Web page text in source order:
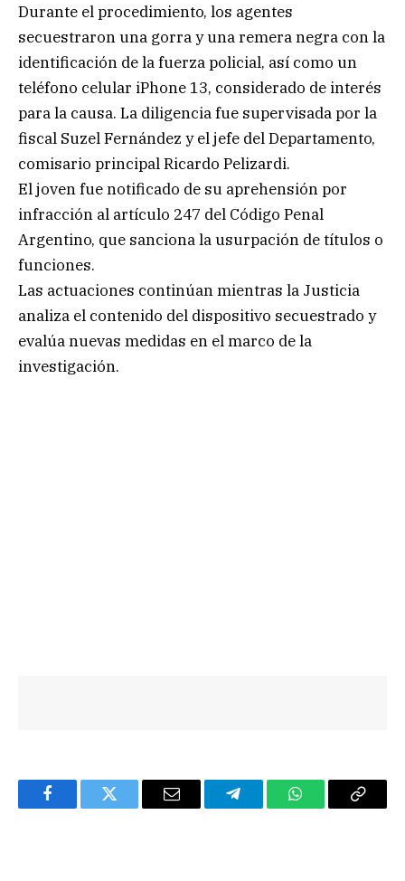
Durante el procedimiento, los agentes
secuestraron una gorra y una remera negra con la
identificación de la fuerza policial, así como un
teléfono celular iPhone 13, considerado de interés
para la causa. La diligencia fue supervisada por la
fiscal Suzel Fernández y el jefe del Departamento,
comisario principal Ricardo Pelizardi.
El joven fue notificado de su aprehensión por
infracción al artículo 247 del Código Penal
Argentino, que sanciona la usurpación de títulos o
funciones.
Las actuaciones continúan mientras la Justicia
analiza el contenido del dispositivo secuestrado y
evalúa nuevas medidas en el marco de la
investigación.
FacebookTwitter Email TelegramWhatsAppCopy